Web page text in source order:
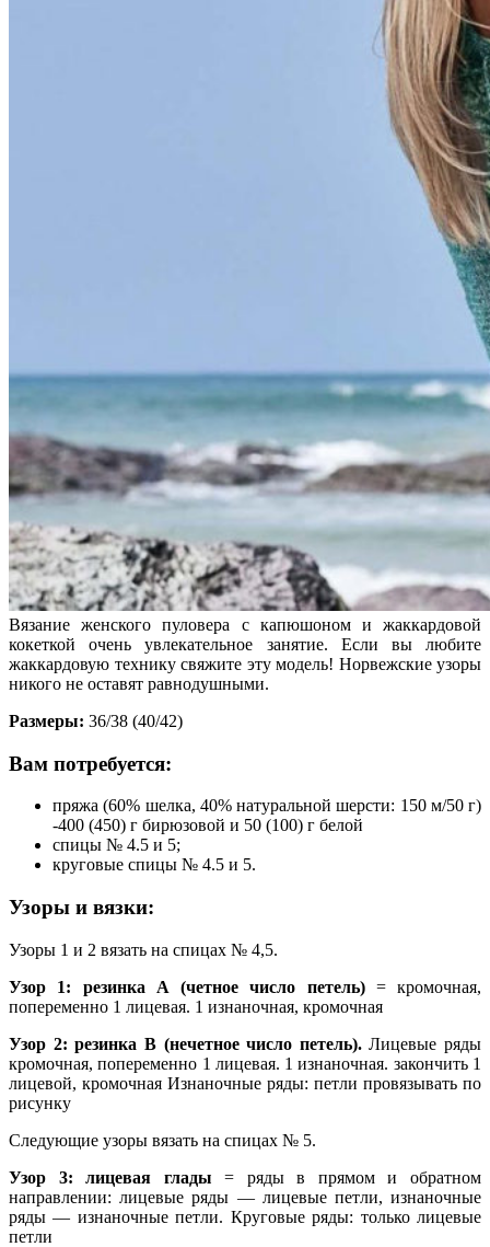
Вязание женского пуловера с капюшоном и жаккардовой
кокеткой очень увлекательное занятие. Если вы любите
жаккардовую технику свяжите эту модель! Норвежские узоры
никого не оставят равнодушными.
Размеры: 36/38 (40/42)
Вам потребуется:
пряжа (60% шелка, 40% натуральной шерсти: 150 м/50 г)
-400 (450) г бирюзовой и 50 (100) г белой
спицы № 4.5 и 5;
круговые спицы № 4.5 и 5.
Узоры и вязки:
Узоры 1 и 2 вязать на спицах № 4,5.
Узор 1: резинка А (четное число петель)= кромочная,
попеременно 1 лицевая. 1 изнаночная, кромочная
Узор 2: резинка В (нечетное число петель).Лицевые ряды
кромочная, попеременно 1 лицевая. 1 изнаночная. закончить 1
лицевой, кромочная Изнаночные ряды: петли провязывать по
рисунку
Следующие узоры вязать на спицах № 5.
Узор 3: лицевая глады = ряды в прямом и обратном
направлении: лицевые ряды — лицевые петли, изнаночные
ряды — изнаночные петли. Круговые ряды: только лицевые
петли